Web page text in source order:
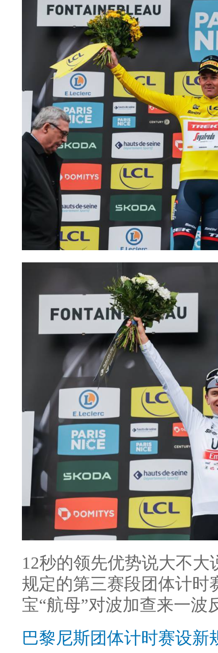
12秒的领先优势说大不
规定的第三赛段团体计时
宝“航母”对波加查来一波
巴黎尼斯团体计时赛设新